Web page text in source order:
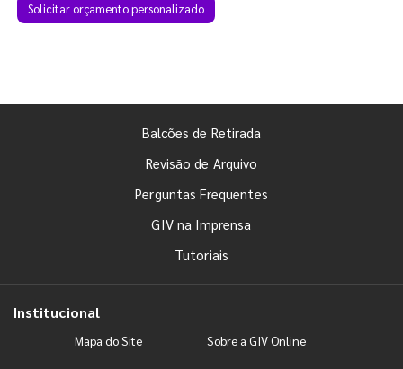
Solicitar orçamento personalizado
Balcões de Retirada
Revisão de Arquivo
Perguntas Frequentes
GIV na Imprensa
Tutoriais
Institucional
Mapa do Site Sobre a GIV Online